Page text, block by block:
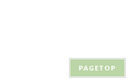
PAGETOP